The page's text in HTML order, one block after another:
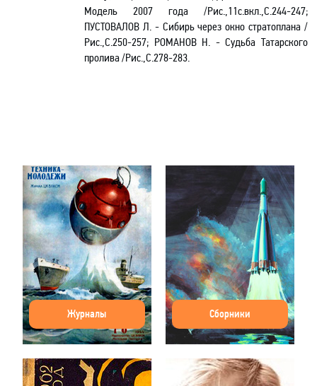
Модель 2007 года /Рис.,11с.вкл.,С.244-247;
ПУСТОВАЛОВ Л. - Сибирьчерез окно стратоплана /
Рис.,С.250-257; РОМАНОВ Н. -Судьба Татарского
пролива /Рис.,С.278-283.
Журналы Сборники